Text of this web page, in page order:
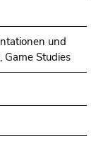
und
Studies